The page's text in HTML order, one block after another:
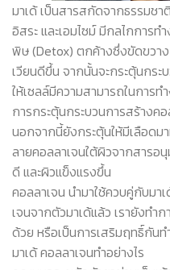
มาเด้ เป็นสารสกัดจากธรรมช
อิสระ และเอมไซม์ มีกลไกการท
พิษ (Detox) ตกค้างซึ่งขัดขวาง
เวียนดีขึ้น จากนั้นจะกระตุ้นกร
ให้เซลล์มีความสามารถในการ
การกระตุ้นกระบวนการสร้างค
นอกจากนี้ยังกระตุ้นให้มีเลือดม
ลายคอลลาเจนใต้ผิวจากสารอ
ดี และผิวแข็งแรงขึ้น
คอลลาเจน นำมาใช้ควบคู่กับมา
เจนจากตัวมาเด้แล้ว เรายังทำ
ด้วย หรือเป็นการเสริมฤทธิ์กันท
มาเด้ คอลลาเจนทำอย่างไร